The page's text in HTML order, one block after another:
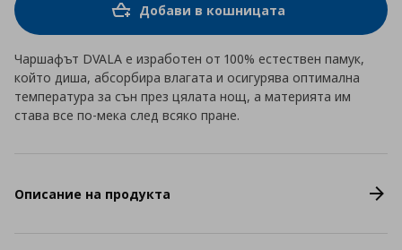
Добави в кошницата
Чаршафът DVALA е изработен от 100% естествен памук,
който диша, абсорбира влагата и осигурява оптимална
температура за сън през цялата нощ, а материята им
става все по-мека след всяко пране.
Описание на продукта